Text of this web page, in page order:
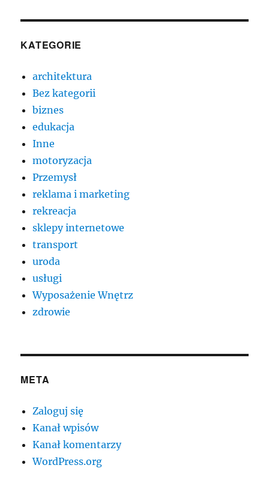
KATEGORIE
architektura
Bez kategorii
biznes
edukacja
Inne
motoryzacja
Przemysł
reklama i marketing
rekreacja
sklepy internetowe
transport
uroda
usługi
Wyposażenie Wnętrz
zdrowie
META
Zaloguj się
Kanał wpisów
Kanał komentarzy
WordPress.org